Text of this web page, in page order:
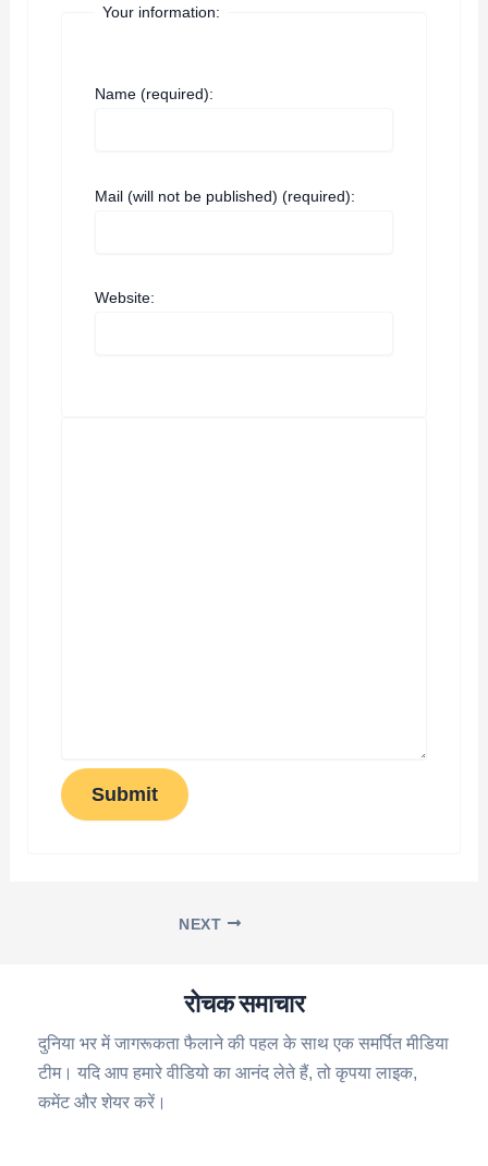
Your information:
Name (required):
Mail (will not be published) (required):
Website:
Submit
NEXT
रोचक समाचार
दुनिया भर में जागरूकता फैलाने की पहल के साथ एक समर्पित मीडिया
टीम। यदि आप हमारे वीडियो का आनंद लेते हैं, तो कृपया लाइक,
कमेंट और शेयर करें।